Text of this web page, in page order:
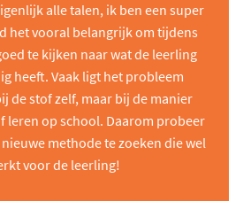
alle talen, ik ben een super
het vooral belangrijk om tijdens
te kijken naar wat de leerling
heeft. Vaak ligt het probleem
de stof zelf, maar bij de manier
leren op school. Daarom probeer
methode te zoeken die wel
voor de leerling!